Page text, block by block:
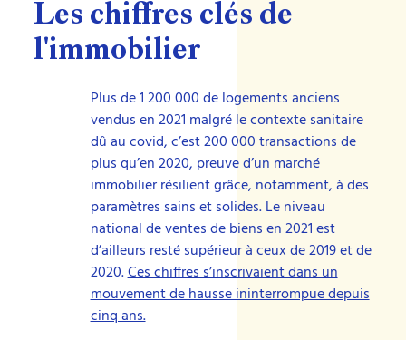
Les chiffres clés de
l'immobilier
Plus de 1 200 000 de logements anciens
vendus en 2021 malgré le contexte sanitaire
dû au covid, c’est 200 000 transactions de
plus qu’en 2020, preuve d’un marché
immobilier résilient grâce, notamment, à des
paramètres sains et solides. Le niveau
national de ventes de biens en 2021 est
d’ailleurs resté supérieur à ceux de 2019 et de
2020.Ces chiffres s’inscrivaient dans un
mouvement de hausse ininterrompue depuis
cinq ans.